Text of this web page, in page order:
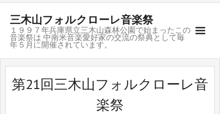
三木山フォルクローレ音楽祭
１９９７年兵庫県立三木山森林公園で始まったこの
音楽祭は 中南米音楽愛好家の交流の祭典として毎
年５月に開催されています。
ご挨拶
開催記録
第21回三木山フォルクローレ音
楽祭